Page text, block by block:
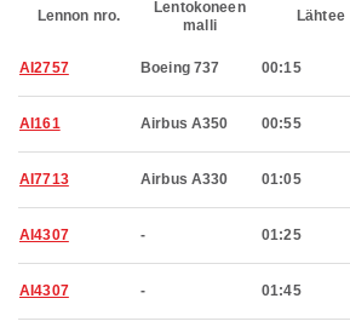
Lennon nro.
Lentokoneen
malli
Lähtee
AI2757 Boeing 737 00:15
AI161 Airbus A350 00:55
AI7713 Airbus A330 01:05
AI4307 - 01:25
AI4307 - 01:45